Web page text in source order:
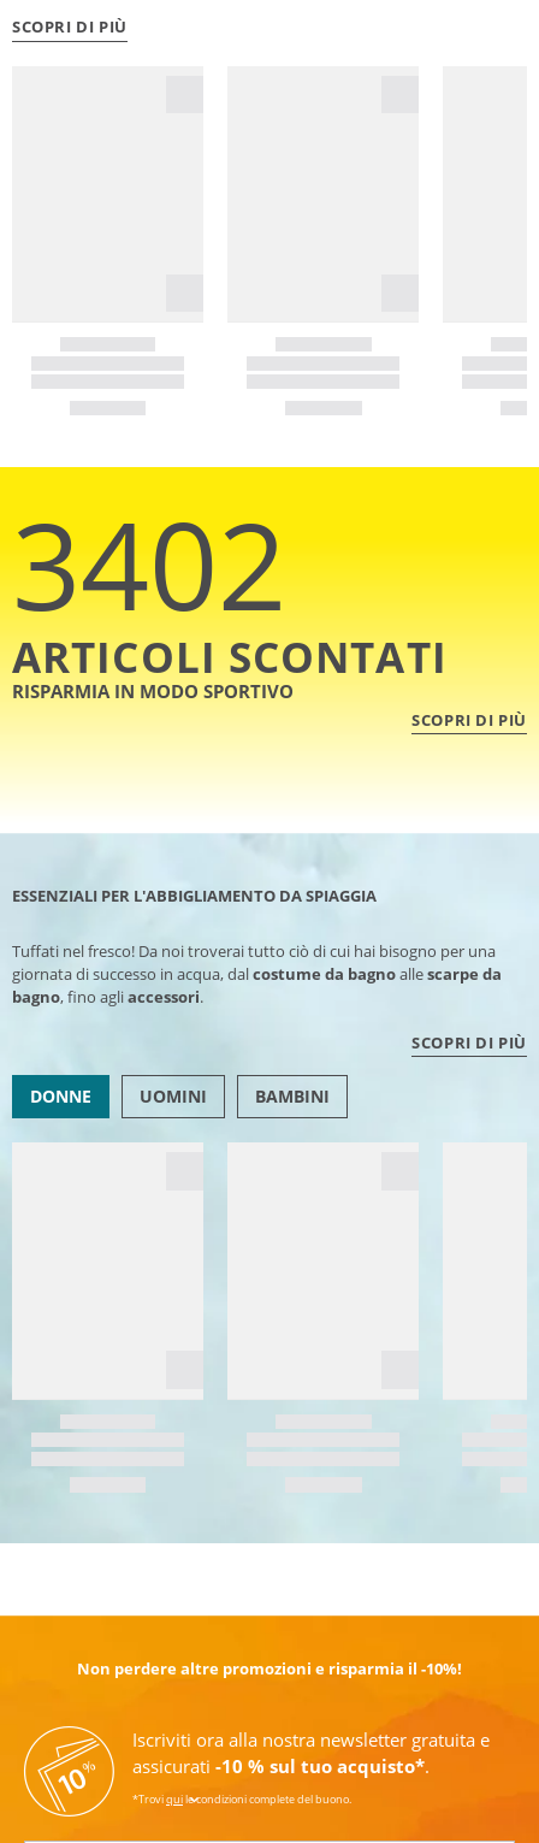
SCOPRI DI PIÙ
3402
ARTICOLI SCONTATI
RISPARMIA IN MODO SPORTIVO
SCOPRI DI PIÙ
ESSENZIALI PER L'ABBIGLIAMENTO DA SPIAGGIA
Tuffati nel fresco! Da noi troverai tutto ciò di cui hai bisogno per una
giornata di successo in acqua, dalcostume da bagnoallescarpe da
bagno, fino agliaccessori.
SCOPRI DI PIÙ
DONNE UOMINI BAMBINI
Non perdere altre promozioni e risparmia il -10%!
Iscriviti ora alla nostra newsletter gratuita e
assicurati -10 % sul tuo acquisto*.
*Troviquile condizioni complete del buono.